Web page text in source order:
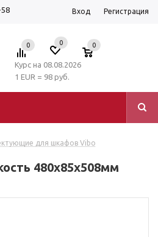
Вход Регистрация
0 0 0
Курс на 08.08.2026
1 EUR = 98 руб.
для шкафов Vibo
480х85х508мм